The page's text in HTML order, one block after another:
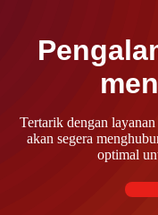
Tertarik dengan
akan segera
optimal